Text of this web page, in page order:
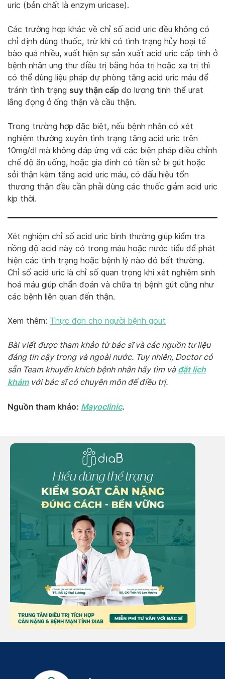
uric (bản chất là enzym uricase).
Các trường hợp khác về chỉ số acid uric đều không có
chỉ định dùng thuốc, trừ khi có tình trạng hủy hoại tế
bào quá nhiều, xuất hiện sự sản xuất acid uric cấp tính ở
bệnh nhân ung thư điều trị bằng hóa trị hoặc xạ trị thì
có thể dùng liệu pháp dự phòng tăng acid uric máu để
tránh tình trạng suy thận cấp do lượng tinh thể urat
lắng đọng ở ống thận và cầu thận.
Trong trường hợp đặc biệt, nếu bệnh nhân có xét
nghiệm thường xuyên tình trạng tăng acid uric trên
10mg/dl mà không đáp ứng với các biện pháp điều chỉnh
chế độ ăn uống, hoặc gia đình có tiền sử bị gút hoặc
sỏi thận kèm tăng acid uric máu, có dấu hiệu tổn
thương thận đều cần phải dùng các thuốc giảm acid uric
kịp thời.
Xét nghiệm chỉ số acid uric bình thường giúp kiểm tra
nồng độ acid này có trong máu hoặc nước tiểu để phát
hiện các tình trạng hoặc bệnh lý nào đó bất thường.
Chỉ số acid uric là chỉ số quan trọng khi xét nghiệm sinh
hoá máu giúp chẩn đoán và chữa trị bệnh gút cũng như
các bệnh liên quan đến thận.
Xem thêm: Thực đơn cho người bệnh gout
Bài viết được tham khảo từ bác sĩ và các nguồn tư liệu
đáng tin cậy trong và ngoài nước. Tuy nhiên, Doctor có
sẵn Team khuyến khích bệnh nhân hãy tìm và đặt lịch
khámvới bác sĩ có chuyên môn để điều trị.
Nguồn tham khảo: Mayoclinic.